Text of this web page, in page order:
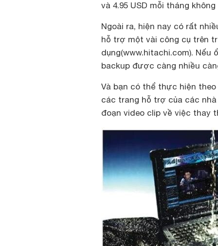
và 4.95 USD mỗi tháng
Ngoài ra, hiện nay có rất
hỗ trợ một vài công cụ trên
dụng(www.hitachi.com). Nếu
backup được càng nhiều
Và bạn có thể thực hiện
các trang hỗ trợ của các
đoạn video clip về việc thay